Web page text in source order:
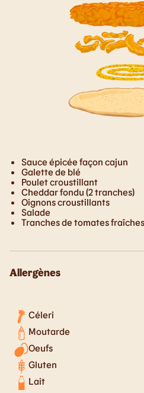
Sauce épicée façon cajun
Galette de blé
Poulet croustillant
Cheddar fondu (2 tranches)
Oignons croustillants
Salade
Tranches de tomates
Allergènes
Céleri
Moutarde
Oeufs
Gluten
Lait